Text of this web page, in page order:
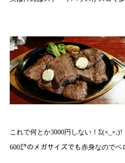
これで何とか3000円しない！Σ(× ×;)!
600㌘のメガサイズでも赤身なのでペ